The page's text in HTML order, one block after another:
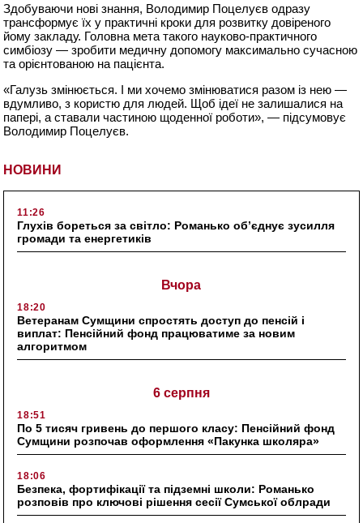
НОВИНИ
11:26
Глухів бореться за світло: Романько об’єднує зусилля
громади та енергетиків
Вчора
18:20
Ветеранам Сумщини спростять доступ до пенсій і
виплат: Пенсійний фонд працюватиме за новим
алгоритмом
6 серпня
18:51
По 5 тисяч гривень до першого класу: Пенсійний фонд
Сумщини розпочав оформлення «Пакунка школяра»
18:06
Безпека, фортифікації та підземні школи: Романько
розповів про ключові рішення сесії Сумської облради
Здобуваючи нові знання, Володимир Поцелуєв одразу
трансформує їх у практичні кроки для розвитку довіреного
йому закладу. Головна мета такого науково-практичного
симбіозу — зробити медичну допомогу максимально сучасною
та орієнтованою на пацієнта.
«Галузь змінюється. І ми хочемо змінюватися разом із нею —
вдумливо, з користю для людей. Щоб ідеї не залишалися на
папері, а ставали частиною щоденної роботи», — підсумовує
Володимир Поцелуєв.